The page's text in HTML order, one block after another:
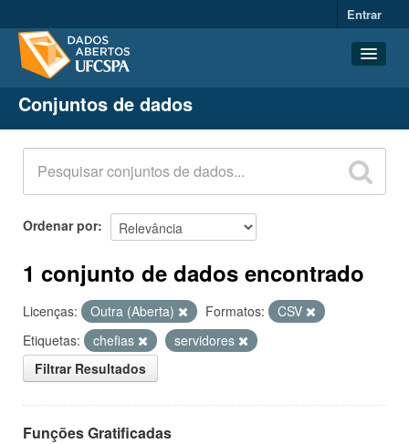
Entrar
Conjuntos de dados
Organizações
Grupos
Sobre
Conjuntos de dados
Ordenar por
1 conjunto de dados encontrado
Licenças: Outra (Aberta) Formatos:
CSV
Etiquetas:
chefias
servidores
Filtrar Resultados
Funções Gratificadas